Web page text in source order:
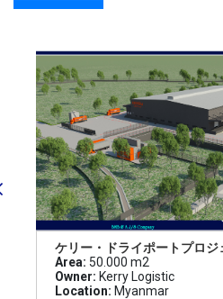
ケリー・ドライポートプロジ
Area: 50.000 m2
Owner: Kerry Logistic
Location: Myanmar